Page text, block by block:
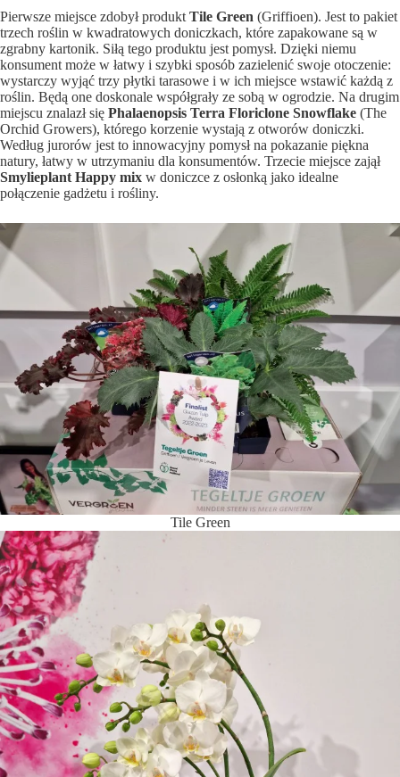
Pierwsze miejsce zdobył produkt Tile Green (Griffioen). Jest to pakiet
trzech roślin w kwadratowych doniczkach, które zapakowane są w
zgrabny kartonik. Siłą tego produktu jest pomysł. Dzięki niemu
konsument może w łatwy i szybki sposób zazielenić swoje otoczenie:
wystarczy wyjąć trzy płytki tarasowe i w ich miejsce wstawić każdą z
roślin. Będą one doskonale współgrały ze sobą w ogrodzie. Na drugim
miejscu znalazł się Phalaenopsis Terra Floriclone Snowflake (The
Orchid Growers), którego korzenie wystają z otworów doniczki.
Według jurorów jest to innowacyjny pomysł na pokazanie piękna
natury, łatwy w utrzymaniu dla konsumentów. Trzecie miejsce zajął
Smylieplant Happy mix w doniczce z osłonką jako idealne
połączenie gadżetu i rośliny.
Tile Green